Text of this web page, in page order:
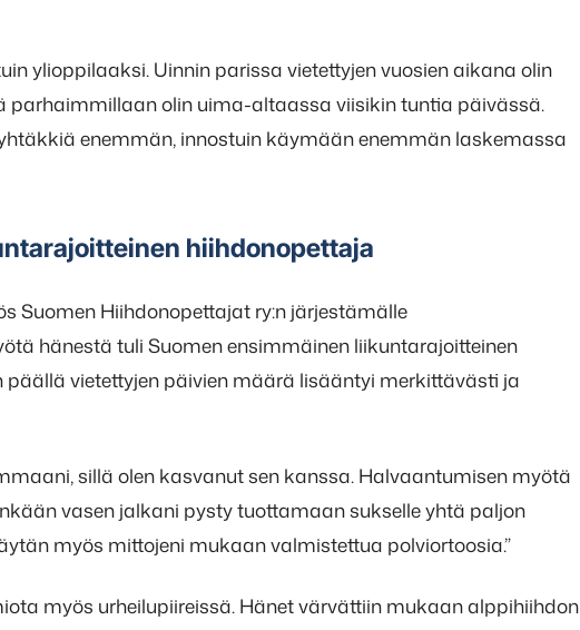
ylioppilaaksi. Uinnin parissa vietettyjen vuosien aikana olin
parhaimmillaan olin uima-altaassa viisikin tuntia päivässä.
enemmän, innostuin käymään enemmän laskemassa
hiihdonopettaja
Suomen Hiihdonopettajat ry:n järjestämälle
hänestä tuli Suomen ensimmäinen liikuntarajoitteinen
vietettyjen päivien määrä lisääntyi merkittävästi ja
sillä olen kasvanut sen kanssa. Halvaantumisen myötä
vasen jalkani pysty tuottamaan sukselle yhtä paljon
myös mittojeni mukaan valmistettua polviortoosia.”
myös urheilupiireissä. Hänet värvättiin mukaan alppihiihdon